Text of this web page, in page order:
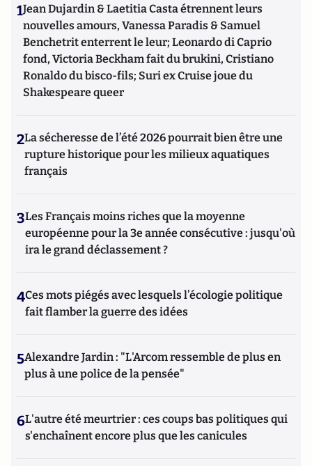
1Jean Dujardin & Laetitia Casta étrennent leurs
nouvelles amours, Vanessa Paradis & Samuel
Benchetrit enterrent le leur; Leonardo di Caprio
fond, Victoria Beckham fait du brukini, Cristiano
Ronaldo du bisco-fils; Suri ex Cruise joue du
Shakespeare queer
2La sécheresse de l’été 2026 pourrait bien être une
rupture historique pour les milieux aquatiques
français
3Les Français moins riches que la moyenne
européenne pour la 3e année consécutive : jusqu'où
ira le grand déclassement ?
4Ces mots piégés avec lesquels l’écologie politique
fait flamber la guerre des idées
5Alexandre Jardin : "L'Arcom ressemble de plus en
plus à une police de la pensée"
6L'autre été meurtrier : ces coups bas politiques qui
s'enchaînent encore plus que les canicules